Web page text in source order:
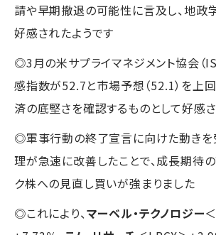
請や早期撤退の可能性に言及し、地政
好感されたようです
◎3月の米サプライマネジメント協会（
感指数が52.7と市場予想（52.1）を上回
済の底堅さを確認するものとして好感
◎軍事行動の終了宣言に向けた動き
理が急速に改善したことで、成長期待
ク株への見直し買いが強まりました
◎これにより、マーベル・テクノロジー